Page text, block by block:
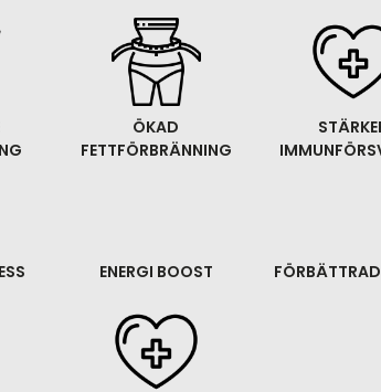
ÖKAD
FETTFÖRBRÄNNING
ENERGI BOOST